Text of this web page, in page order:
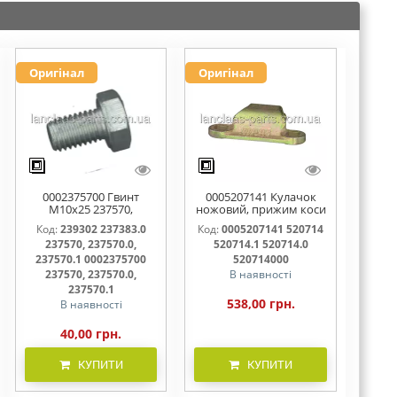
Оригінал
0002375700 Гвинт
M10x25 237570,
237570.0, 237570.1
Код: 239302 237383.0
237570, 237570.0,
237570.1 0002375700
237570, 237570.0,
237570.1
В наявності
40,00 грн.
КУПИТИ
Оригінал
0005207141 Кулачок
ножовий, прижим коси
520714, 520714.0
Код:0005207141 520714
520714.1 520714.0
520714000
В наявності
538,00 грн.
КУПИТИ